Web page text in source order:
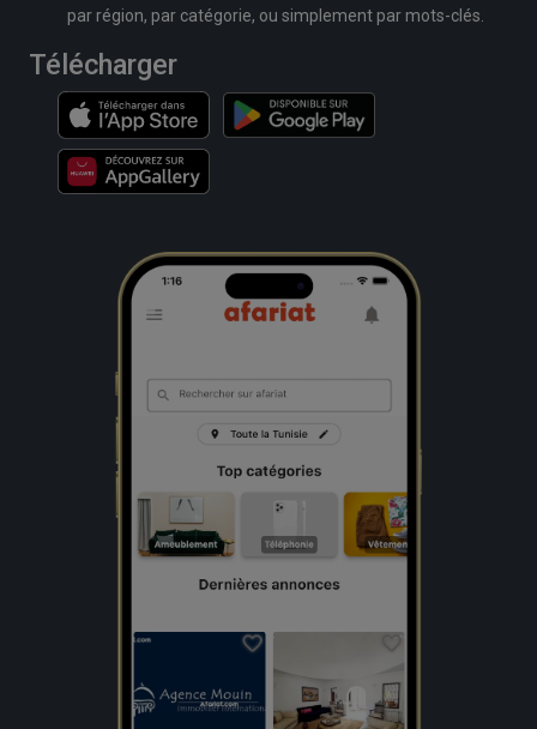
par région, par catégorie, ou simplement par mots-clés.
Télécharger